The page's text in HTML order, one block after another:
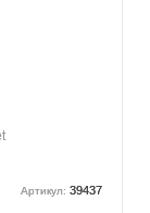
Артикул: 39437